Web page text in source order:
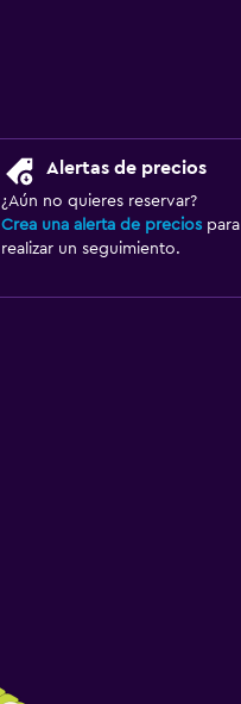
Alertas de precios
¿Aún no quieres reservar?
Crea una alerta de preciospara
realizar un seguimiento.